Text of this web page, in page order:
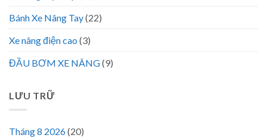
Bánh Xe Nâng Tay(22)
Xe nâng điện cao (3)
ĐẦU BƠM XE NÂNG(9)
LƯU TRỮ
Tháng 8 2026(20)